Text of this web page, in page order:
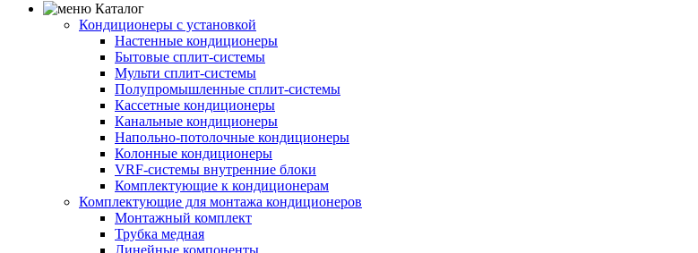
Каталог
Кондиционеры с установкой
Настенные кондиционеры
Бытовые сплит-системы
Мульти сплит-системы
Полупромышленные сплит-системы
Кассетные кондиционеры
Канальные кондиционеры
Напольно-потолочные кондиционеры
Колонные кондиционеры
VRF-системы внутренние блоки
Комплектующие к кондиционерам
Комплектующие для монтажа кондиционеров
Монтажный комплект
Трубка медная
Линейные компоненты